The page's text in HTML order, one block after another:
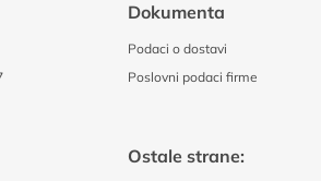
Dokumenta
Podaci o dostavi
Poslovni podaci firme
Ostale strane: